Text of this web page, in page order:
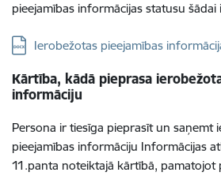
pieejamības informācijas statusu šādai
Lejupielādēt:
Ierobežotas pieejamības
Kārtība, kādā pieprasa
informāciju
Persona ir tiesīga pieprasīt un saņemt
pieejamības informāciju Informācijas
11.panta noteiktajā kārtībā, pamatojot